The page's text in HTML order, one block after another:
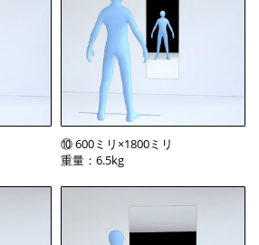
⑩ 600ミリ×1800ミリ
重量：6.5kg